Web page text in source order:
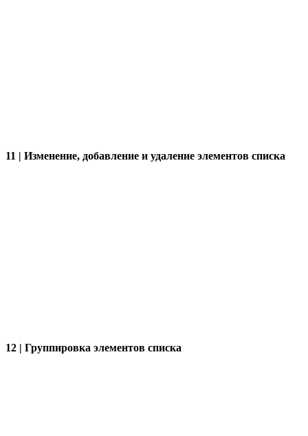
11 | Изменение, добавление и удаление элементов списка
12 | Группировка элементов списка